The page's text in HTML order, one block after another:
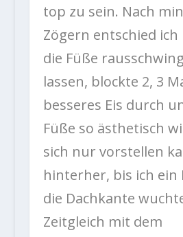
top zu sein. Nach
Zögern entschied ich
die Füße
lassen, blockte 2, 3
besseres Eis durch
Füße so ästhetisch
sich nur vorstellen
hinterher, bis ich ein
die Dachkante
Zeitgleich mit dem